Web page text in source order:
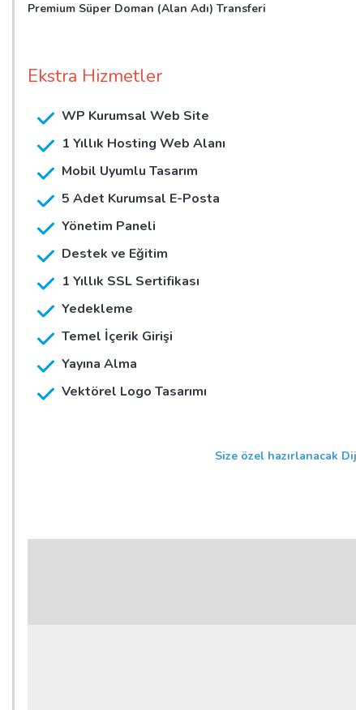
Premium Süper Doman (Alan Adı) Transferi
Ekstra Hizmetler
WP Kurumsal Web Site
1 Yıllık Hosting Web Alanı
Mobil Uyumlu Tasarım
5 Adet Kurumsal E-Posta
Yönetim Paneli
Destek ve Eğitim
1 Yıllık SSL Sertifikası
Yedekleme
Temel İçerik Girişi
Yayına Alma
Vektörel Logo Tasarımı
Size özel hazırlanacak